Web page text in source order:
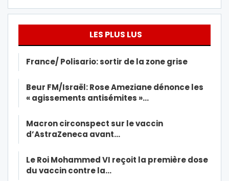
LES PLUS LUS
France/ Polisario: sortir de la zone grise
Beur FM/Israël: Rose Ameziane dénonce les
« agissements antisémites »…
Macron circonspect sur le vaccin
d’AstraZeneca avant…
Le Roi Mohammed VI reçoit la première dose
du vaccin contre la…